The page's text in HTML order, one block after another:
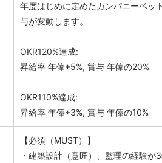
年度はじめに定めたカンパニーベッ
与が変動します。
OKR120%達成:
昇給率 年俸+5%, 賞与 年俸の20%
OKR110%達成:
昇給率 年俸+3%, 賞与 年俸の10%
【必須（MUST）】
・建築設計（意匠）、監理の経験が